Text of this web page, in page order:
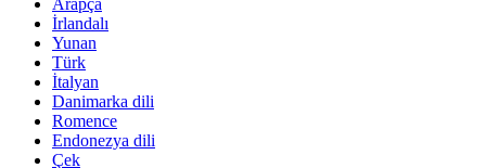
İrlandalı
Yunan
Türk
İtalyan
Danimarka dili
Romence
Endonezya dili
Çek